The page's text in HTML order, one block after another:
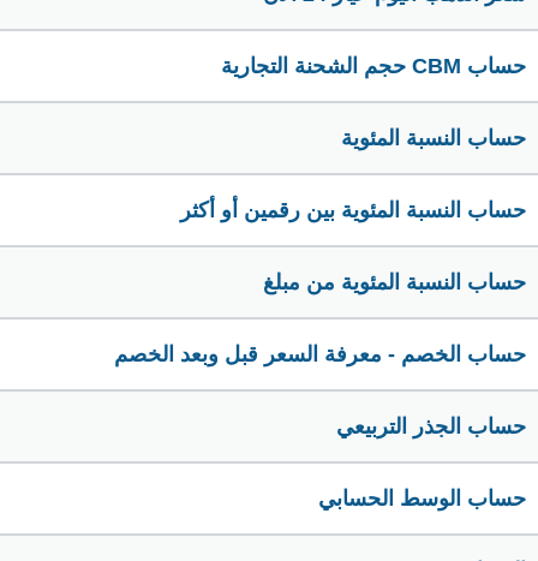
حساب CBM حجم الشحنة التجارية
حساب النسبة المئوية
حساب النسبة المئوية بين رقمين أو أكثر
حساب النسبة المئوية من مبلغ
حساب الخصم - معرفة السعر قبل وبعد الخصم
حساب الجذر التربيعي
حساب الوسط الحسابي